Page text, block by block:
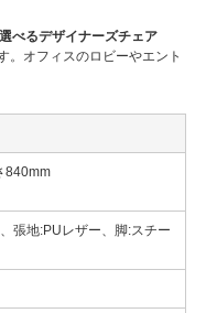
べるデザイナーズチェア
。オフィスのロビーやエント
840mm
張地:PUレザー、脚:スチー